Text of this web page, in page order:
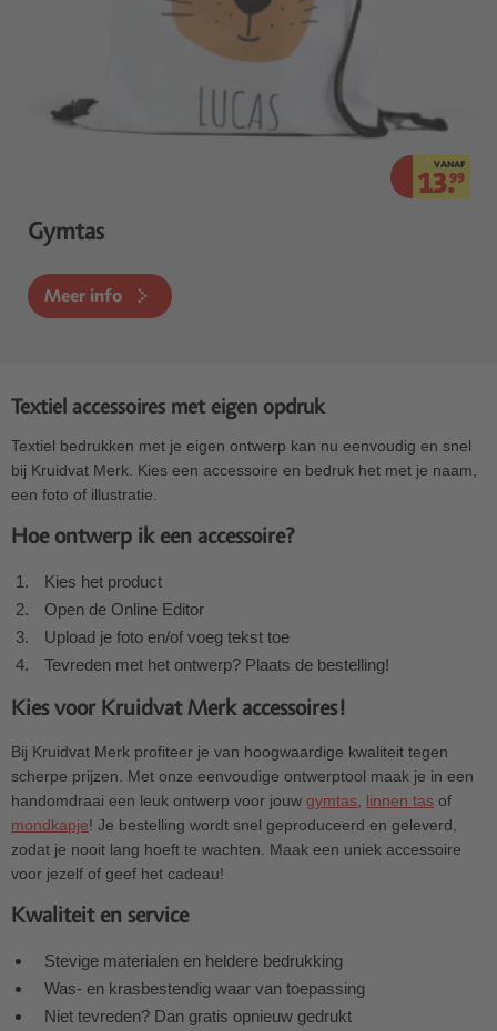
VANAF
13.99
Gymtas
Meer info
Textiel accessoires met eigen opdruk
Textiel bedrukken met je eigen ontwerp kan nu eenvoudig en snel
bij Kruidvat Merk. Kies een accessoire en bedruk het met je naam,
een foto of illustratie.
Hoe ontwerp ik een accessoire?
Kies het product
Open de Online Editor
Upload je foto en/of voeg tekst toe
Tevreden met het ontwerp? Plaats de bestelling!
Kies voor Kruidvat Merk accessoires!
Bij Kruidvat Merk profiteer je van hoogwaardige kwaliteit tegen
scherpe prijzen. Met onze eenvoudige ontwerptool maak je in een
handomdraai een leuk ontwerp voor jouw gymtas linnen tas of
mondkapje! Je bestelling wordt snel geproduceerd en geleverd,
zodat je nooit lang hoeft te wachten. Maak een uniek accessoire
voor jezelf of geef het cadeau!
Kwaliteit en service
Stevige materialen en heldere bedrukking
Was- en krasbestendig waar van toepassing
Niet tevreden? Dan gratis opnieuw gedrukt